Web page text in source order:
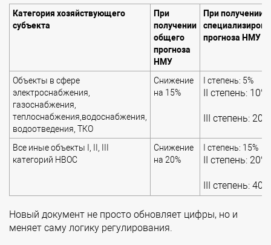
Категория хозяйствующего
субъекта
При
получении
общего
прогноза
НМУ
При получении
прогноза НМУ
Объекты в сфере
электроснабжения,
газоснабжения,
теплоснабжения,водоснабжения,
водоотведения, ТКО
Снижение
на 15%
I степень: 5%
II степень: 10%
III степень: 20%
Все иные объекты I, II, III
категорий НВОС
Снижение
на 20%
I степень: 15%
II степень: 20%
III степень: 40%
Новый документ не просто обновляет цифры, но и
меняет саму логику регулирования.